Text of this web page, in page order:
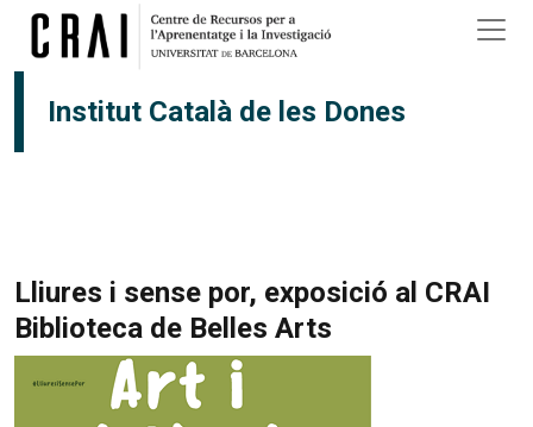
Vés al contingut
Institut Català de les Dones
Lliures i sense por, exposició al CRAI
Biblioteca de Belles Arts